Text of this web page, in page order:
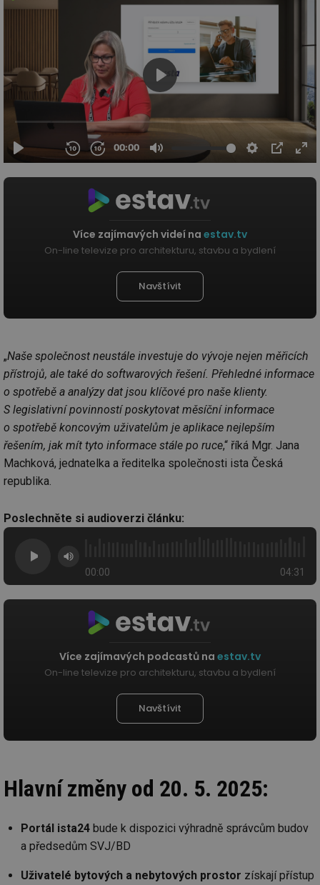
Více zajímavých videí na estav.tv
On-line televize pro architekturu, stavbu a bydlení
Navštívit
„Naše společnost neustále investuje do vývoje nejen měřicích
přístrojů, ale také do softwarových řešení. Přehledné informace
o spotřebě a analýzy dat jsou klíčové pro naše klienty.
S legislativní povinností poskytovat měsíční informace
o spotřebě koncovým uživatelům je aplikace nejlepším
řešením, jak mít tyto informace stále po ruce,“ říká Mgr. Jana
Machková, jednatelka a ředitelka společnosti ista Česká
republika.
Poslechněte si audioverzi článku:
00:00 04:31
Více zajímavých podcastů na estav.tv
On-line televize pro architekturu, stavbu a bydlení
Navštívit
Hlavní změny od 20. 5. 2025:
Portál ista24 bude k dispozici výhradně správcům budov
a předsedům SVJ/BD
Uživatelé bytových a nebytových prostor získají přístup